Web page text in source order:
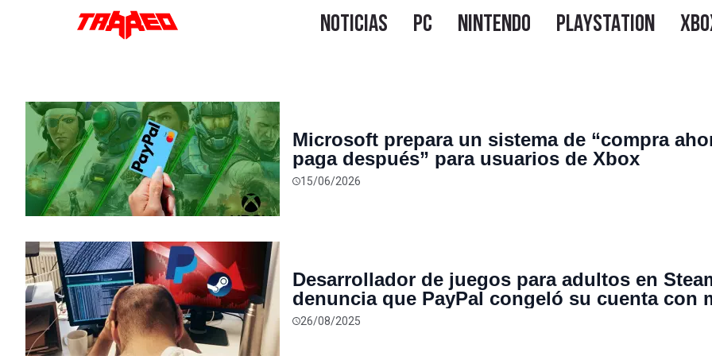
Microsoft prepara un sistema de “compra
paga después” para usuarios de Xbox
15/06/2026
Desarrollador de juegos para adultos en
denuncia que PayPal congeló su cuenta con
de US$ 100.000 provenientes de la venta de
26/08/2025